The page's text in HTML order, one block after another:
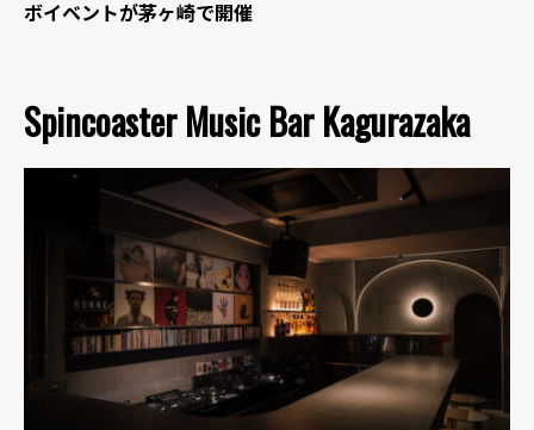
ボイベントが茅ヶ崎で開催
Spincoaster Music Bar Kagurazaka